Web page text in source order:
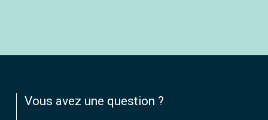
Vous avez une question ?